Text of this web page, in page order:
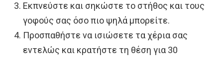
Εκπνεύστε και σηκώστε το στήθος και τους
γοφούς σας όσο πιο ψηλά μπορείτε.
Προσπαθήστε να ισιώσετε τα χέρια σας
εντελώς και κρατήστε τη θέση για 30